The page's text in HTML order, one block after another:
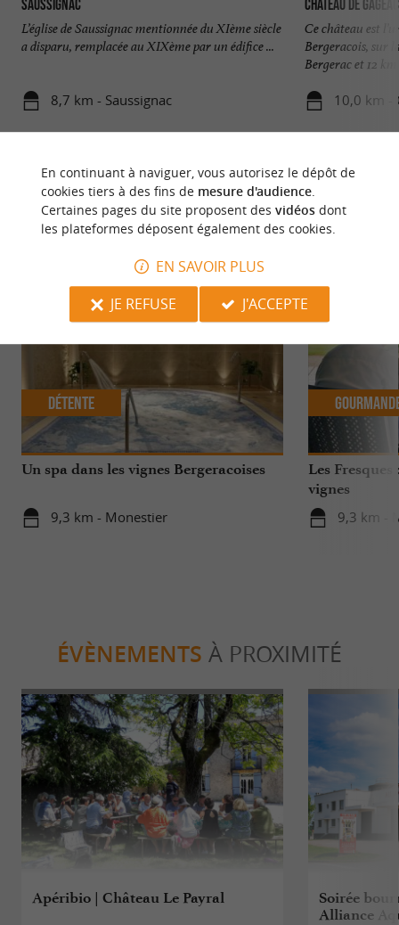
SAUSSIGNAC
L’église de Saussignac mentionnée du XIème siècle
a disparu, remplacée au XIXème par un édifice ...
8,7 km - Saussignac
Château de Gageac
Ce château est
Bergeracois, sur
Bergerac et 12 km
10,0 km -
NOUS AVONS TESTÉPOUR VOUS
Un spa dans les vignes Bergeracoises
9,3 km - Monestier
Détente
Les
vignes
9,3 km -
ÉVÈNEMENTS À PROXIMITÉ
Apéribio | Château Le Payral
Soirée
Alliance
En continuant à naviguer, vous autorisez le dépôt de
cookies tiers à des fins de mesure d'audience.
Certaines pages du site proposent des vidéosdont
les plateformes déposent également des cookies.
EN SAVOIR PLUS
JE REFUSE
J'ACCEPTE